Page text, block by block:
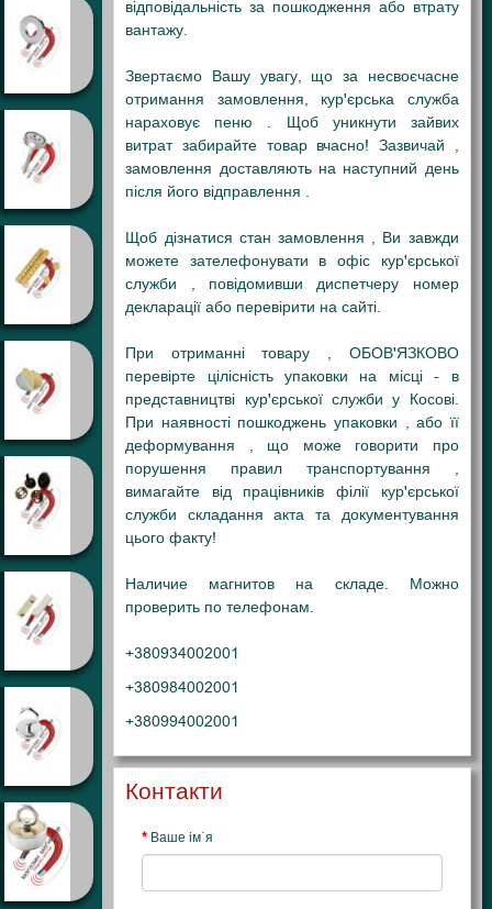
відповідальність за пошкодження або втрату
вантажу.
Звертаємо Вашу увагу, що за несвоєчасне
отримання замовлення, кур'єрська служба
нараховує пеню . Щоб уникнути зайвих
витрат забирайте товар вчасно! Зазвичай ,
замовлення доставляють на наступний день
після його відправлення .
Щоб дізнатися стан замовлення , Ви завжди
можете зателефонувати в офіс кур'єрської
служби , повідомивши диспетчеру номер
декларації або перевірити на сайті.
При отриманні товару , ОБОВ'ЯЗКОВО
перевірте цілісність упаковки на місці - в
представництві кур'єрської служби у Косові.
При наявності пошкоджень упаковки , або її
деформування , що може говорити про
порушення правил транспортування ,
вимагайте від працівників філії кур'єрської
служби складання акта та документування
цього факту!
Наличие магнитов на складе. Можно
проверить по телефонам.
+380934002001
+380984002001
+380994002001
Контакти
Ваше ім`я